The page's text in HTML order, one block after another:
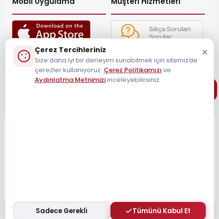
Müşteri Destek Hattı
0212 690 34 55
Çerez Tercihleriniz
Size daha iyi bir deneyim sunabilmek için sitemizde
çerezler kullanıyoruz. Çerez Politikamızı ve
Aydınlatma Metnimiziinceleyebilirsiniz.
Sadece Gerekli Tümünü Kabul Et